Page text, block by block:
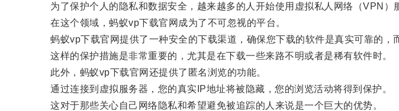
为了保护个人的隐私和数据安全，越来越多的人开始使用虚拟私人网络（VPN）
在这个领域，蚂蚁vp下载官网成为了不可忽视的平台。
蚂蚁vp下载官网提供了一种安全的下载渠道，确保您下载的软件是真实可靠的，
这样的保护措施是非常重要的，尤其是在下载一些来路不明或者是稀有软件时。
此外，蚂蚁vp下载官网还提供了匿名浏览的功能。
通过连接到虚拟服务器，您的真实IP地址将被隐藏，您的浏览活动将得到保护。
这对于那些关心自己网络隐私和希望避免被追踪的人来说是一个巨大的优势。